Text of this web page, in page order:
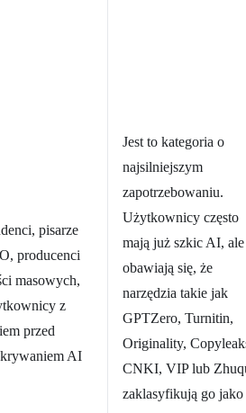
pisarze
producenci
masowych,
z
przed
AI
Jest to kategoria o
najsilniejszym
zapotrzebowaniu.
Użytkownicy często
mają już szkic AI, ale
obawiają się, że
narzędzia takie jak
GPTZero, Turnitin,
Originality,
CNKI, VIP lub
zaklasyfikują go jako